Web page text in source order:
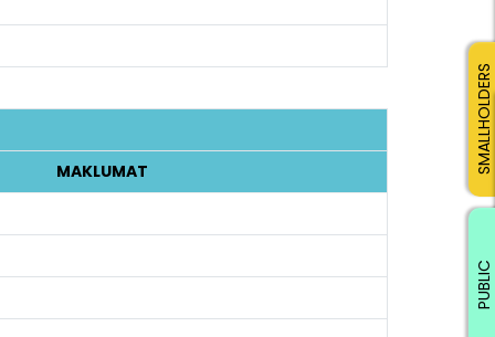
MAKLUMAT
SMALLHOLDERS
PUBLIC